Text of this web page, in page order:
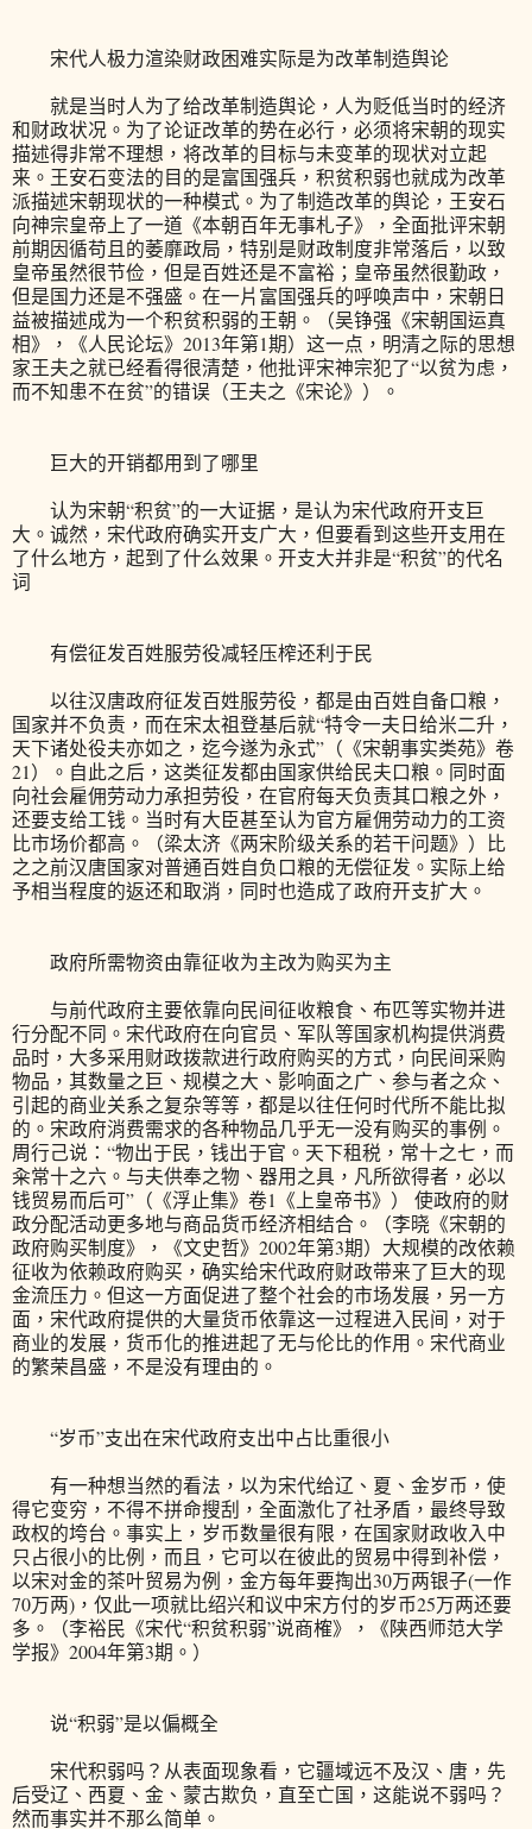
宋代人极力渲染财政困难实际是为改革制造舆论
就是当时人为了给改革制造舆论，人为贬低当时的经济
和财政状况。为了论证改革的势在必行，必须将宋朝的现实
描述得非常不理想，将改革的目标与未变革的现状对立起
来。王安石变法的目的是富国强兵，积贫积弱也就成为改革
派描述宋朝现状的一种模式。为了制造改革的舆论，王安石
向神宗皇帝上了一道《本朝百年无事札子》，全面批评宋朝
前期因循苟且的萎靡政局，特别是财政制度非常落后，以致
皇帝虽然很节俭，但是百姓还是不富裕；皇帝虽然很勤政，
但是国力还是不强盛。在一片富国强兵的呼唤声中，宋朝日
益被描述成为一个积贫积弱的王朝。（吴铮强《宋朝国运真
相》，《人民论坛》2013年第1期）这一点，明清之际的思想
家王夫之就已经看得很清楚，他批评宋神宗犯了“以贫为虑，
而不知患不在贫”的错误（王夫之《宋论》）。
巨大的开销都用到了哪里
认为宋朝“积贫”的一大证据，是认为宋代政府开支巨
大。诚然，宋代政府确实开支广大，但要看到这些开支用在
了什么地方，起到了什么效果。开支大并非是“积贫”的代名
词
有偿征发百姓服劳役减轻压榨还利于民
以往汉唐政府征发百姓服劳役，都是由百姓自备口粮，
国家并不负责，而在宋太祖登基后就“特令一夫日给米二升，
天下诸处役夫亦如之，迄今遂为永式”（《宋朝事实类苑》卷
21）。自此之后，这类征发都由国家供给民夫口粮。同时面
向社会雇佣劳动力承担劳役，在官府每天负责其口粮之外，
还要支给工钱。当时有大臣甚至认为官方雇佣劳动力的工资
比市场价都高。（梁太济《两宋阶级关系的若干问题》）比
之之前汉唐国家对普通百姓自负口粮的无偿征发。实际上给
予相当程度的返还和取消，同时也造成了政府开支扩大。
政府所需物资由靠征收为主改为购买为主
与前代政府主要依靠向民间征收粮食、布匹等实物并进
行分配不同。宋代政府在向官员、军队等国家机构提供消费
品时，大多采用财政拨款进行政府购买的方式，向民间采购
物品，其数量之巨、规模之大、影响面之广、参与者之众、
引起的商业关系之复杂等等，都是以往任何时代所不能比拟
的。宋政府消费需求的各种物品几乎无一没有购买的事例。
周行己说：“物出于民，钱出于官。天下租税，常十之七，而
籴常十之六。与夫供奉之物、器用之具，凡所欲得者，必以
钱贸易而后可”（《浮止集》卷1《上皇帝书》） 使政府的财
政分配活动更多地与商品货币经济相结合。（李晓《宋朝的
政府购买制度》，《文史哲》2002年第3期）大规模的改依赖
征收为依赖政府购买，确实给宋代政府财政带来了巨大的现
金流压力。但这一方面促进了整个社会的市场发展，另一方
面，宋代政府提供的大量货币依靠这一过程进入民间，对于
商业的发展，货币化的推进起了无与伦比的作用。宋代商业
的繁荣昌盛，不是没有理由的。
“岁币”支出在宋代政府支出中占比重很小
有一种想当然的看法，以为宋代给辽、夏、金岁币，使
得它变穷，不得不拼命搜刮，全面激化了社矛盾，最终导致
政权的垮台。事实上，岁币数量很有限，在国家财政收入中
只占很小的比例，而且，它可以在彼此的贸易中得到补偿，
以宋对金的茶叶贸易为例，金方每年要掏出30万两银子(一作
70万两)，仅此一项就比绍兴和议中宋方付的岁币25万两还要
多。（李裕民《宋代“积贫积弱”说商榷》，《陕西师范大学
学报》2004年第3期。）
说“积弱”是以偏概全
宋代积弱吗？从表面现象看，它疆域远不及汉、唐，先
后受辽、西夏、金、蒙古欺负，直至亡国，这能说不弱吗？
然而事实并不那么简单。